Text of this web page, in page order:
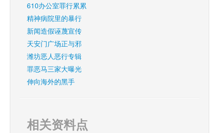
610办公室罪行累累
精神病院里的暴行
新闻造假诬蔑宣传
天安门广场正与邪
潍坊恶人恶行专辑
罪恶马三家大曝光
伸向海外的黑手
相关资料点